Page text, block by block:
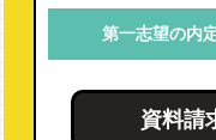
第一志望の内
資料請